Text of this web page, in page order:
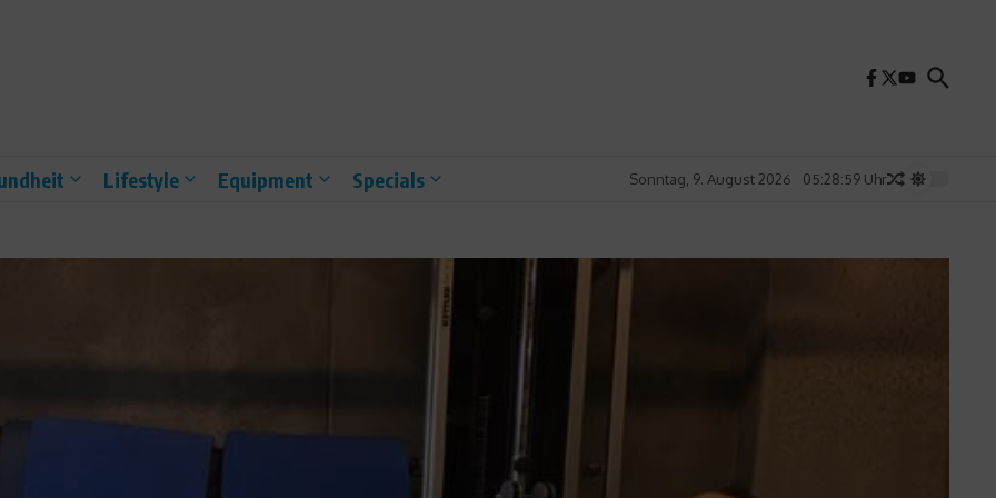
Lifestyle Equipment Specials Sonntag, 9. August 2026 05:29:01 Uhr